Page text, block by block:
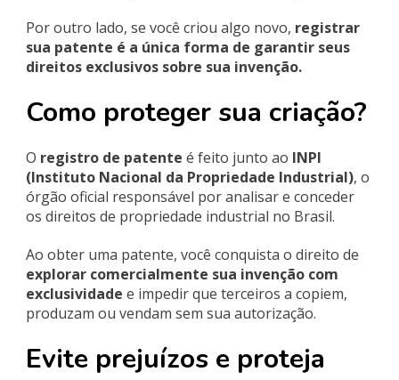
Por outro lado, se você criou algo novo, registrar
sua patente é a única forma de garantir seus
direitos exclusivos sobre sua invenção.
Como proteger sua criação?
O registro de patente é feito junto ao INPI
(Instituto Nacional da Propriedade Industrial), o
órgão oficial responsável por analisar e conceder
os direitos de propriedade industrial no Brasil.
Ao obter uma patente, você conquista o direito de
explorar comercialmente sua invenção com
exclusividade e impedir que terceiros a copiem,
produzam ou vendam sem sua autorização.
Evite prejuízos e proteja